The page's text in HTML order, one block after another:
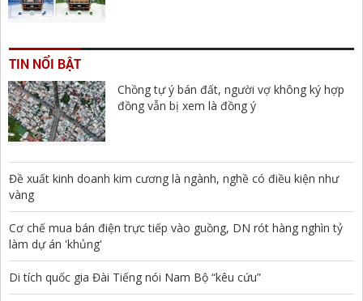
TIN NỔI BẬT
Chồng tự ý bán đất, người vợ không ký hợp
đồng vẫn bị xem là đồng ý
Đề xuất kinh doanh kim cương là ngành, nghề có điều kiện như
vàng
Cơ chế mua bán điện trực tiếp vào guồng, DN rót hàng nghìn tỷ
làm dự án 'khủng'
Di tích quốc gia Đài Tiếng nói Nam Bộ “kêu cứu”